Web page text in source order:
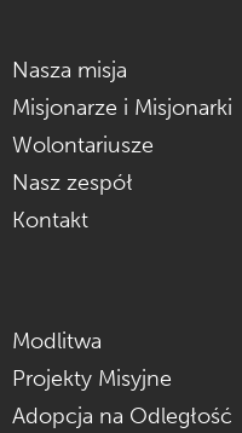
Nasza misja
Misjonarze i Misjonarki
Wolontariusze
Nasz zespół
Kontakt
Modlitwa
Projekty Misyjne
Adopcja na Odległość